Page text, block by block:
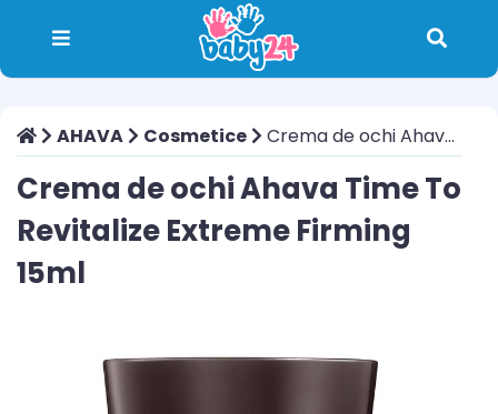
AHAVA Cosmetice Crema de ochi Ahava Time To Revitalize Extreme Firming 15ml
Crema de ochi Ahava Time To
Revitalize Extreme Firming
15ml